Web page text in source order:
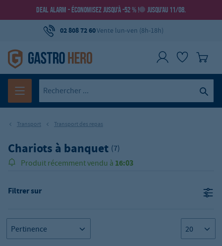
DEAL ALARM - ÉCONOMISEZ JUSQU’À -52 % ! JUSQU’AU 11/08.
02 808 72 60Vente lun-ven (8h-18h)
Transport Transport des repas
Chariots à banquet (7)
Produit récemment vendu à 16:03
Filtrer sur